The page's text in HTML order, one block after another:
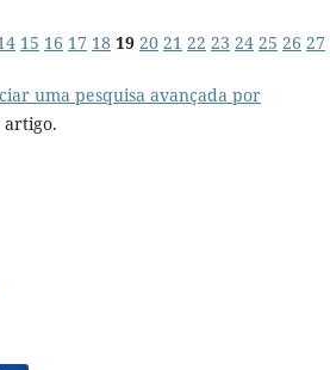
15 16 17 18 19 20 21 22 23 24 25 26 27
uma pesquisa avançada por
artigo.